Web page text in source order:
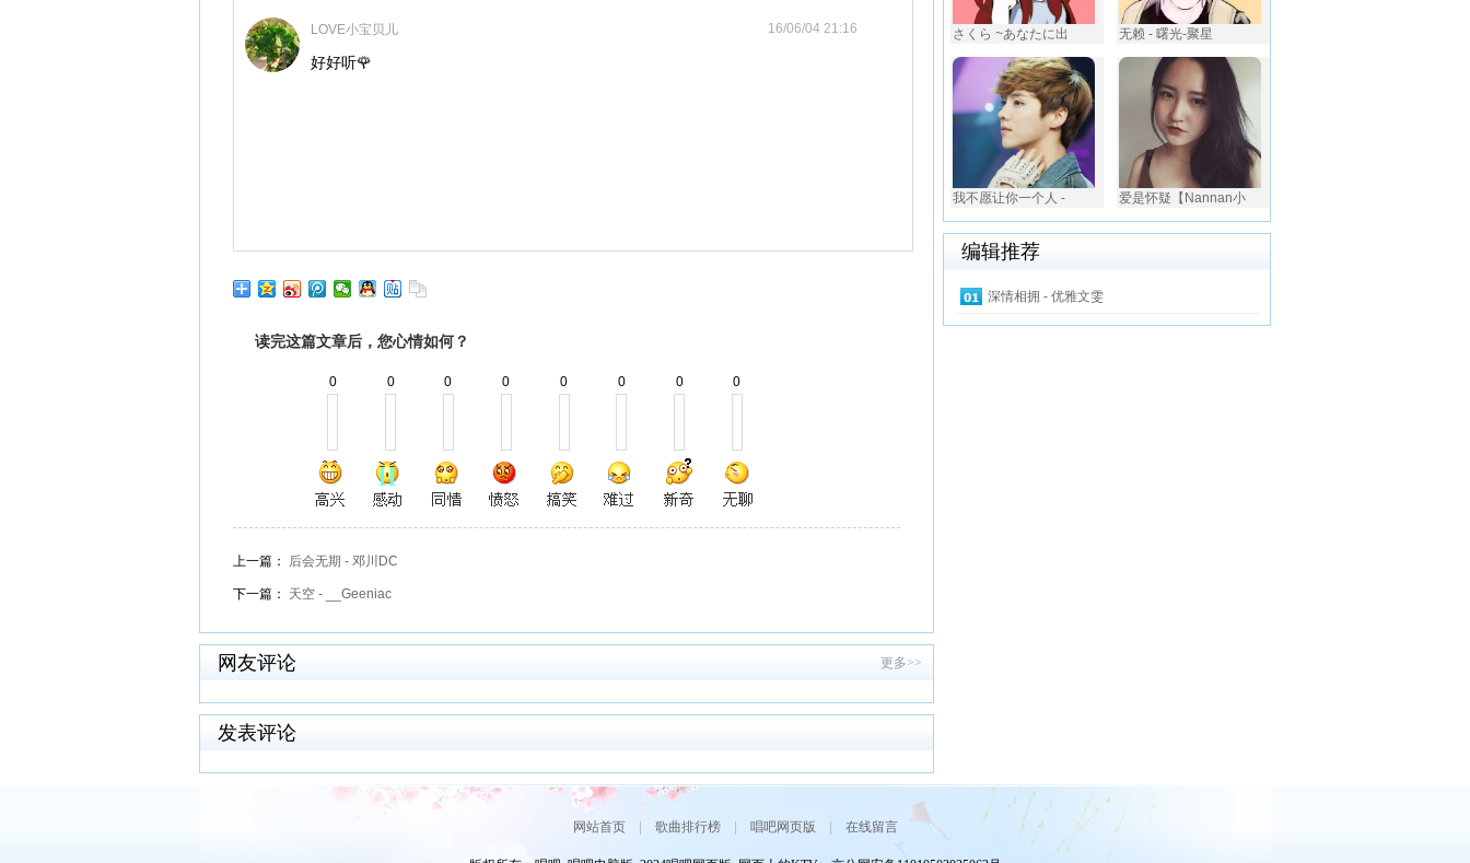
LOVE小宝贝儿 16/06/04 21:16
好好听🌹
读完这篇文章后，您心情如何？
0 0 0 0 0 0 0 0
上一篇： 后会无期 - 邓川DC
下一篇： 天空 - __Geeniac
更多>>
网友评论
发表评论
さくら ~あなたに出 无赖 - 曙光-聚星
我不愿让你一个人 - 爱是怀疑【Nannan小
编辑推荐
深情相拥 - 优雅文雯
网站首页| 歌曲排行榜| 唱吧网页版 在线留言